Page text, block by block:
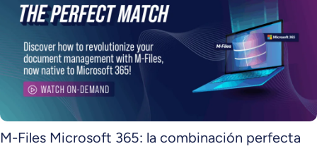
M-Files Microsoft 365: la combinación perfecta